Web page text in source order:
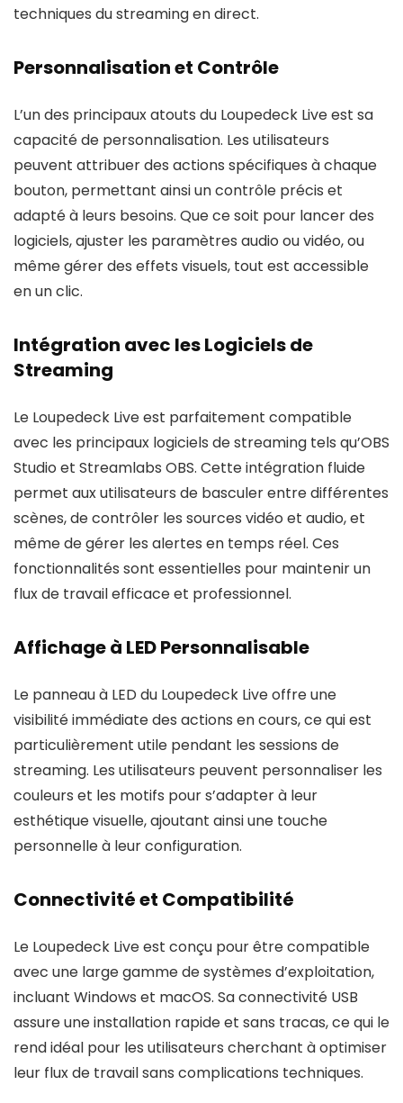
techniques du streaming en direct.
Personnalisation et Contrôle
L’un des principaux atouts du Loupedeck Live est sa
capacité de personnalisation. Les utilisateurs
peuvent attribuer des actions spécifiques à chaque
bouton, permettant ainsi un contrôle précis et
adapté à leurs besoins. Que ce soit pour lancer des
logiciels, ajuster les paramètres audio ou vidéo, ou
même gérer des effets visuels, tout est accessible
en un clic.
Intégration avec les Logiciels de
Streaming
Le Loupedeck Live est parfaitement compatible
avec les principaux logiciels de streaming tels qu’OBS
Studio et Streamlabs OBS. Cette intégration fluide
permet aux utilisateurs de basculer entre différentes
scènes, de contrôler les sources vidéo et audio, et
même de gérer les alertes en temps réel. Ces
fonctionnalités sont essentielles pour maintenir un
flux de travail efficace et professionnel.
Affichage à LED Personnalisable
Le panneau à LED du Loupedeck Live offre une
visibilité immédiate des actions en cours, ce qui est
particulièrement utile pendant les sessions de
streaming. Les utilisateurs peuvent personnaliser les
couleurs et les motifs pour s’adapter à leur
esthétique visuelle, ajoutant ainsi une touche
personnelle à leur configuration.
Connectivité et Compatibilité
Le Loupedeck Live est conçu pour être compatible
avec une large gamme de systèmes d’exploitation,
incluant Windows et macOS. Sa connectivité USB
assure une installation rapide et sans tracas, ce qui le
rend idéal pour les utilisateurs cherchant à optimiser
leur flux de travail sans complications techniques.